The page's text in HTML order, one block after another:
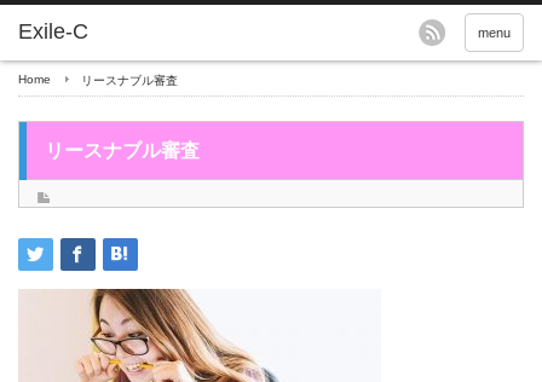
menu
Home リースナブル審査
リースナブル審査